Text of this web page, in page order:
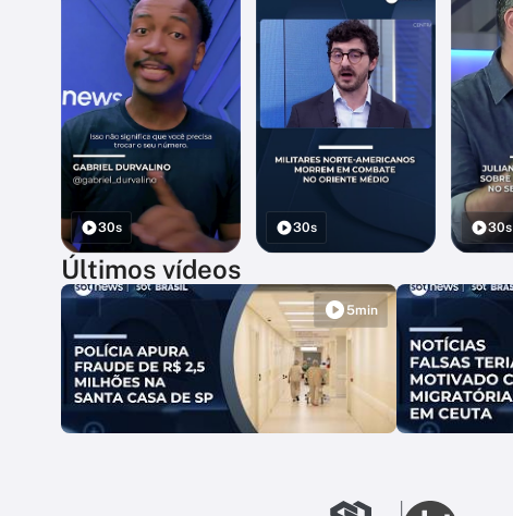
30s 30s 30s
Últimos vídeos
5min